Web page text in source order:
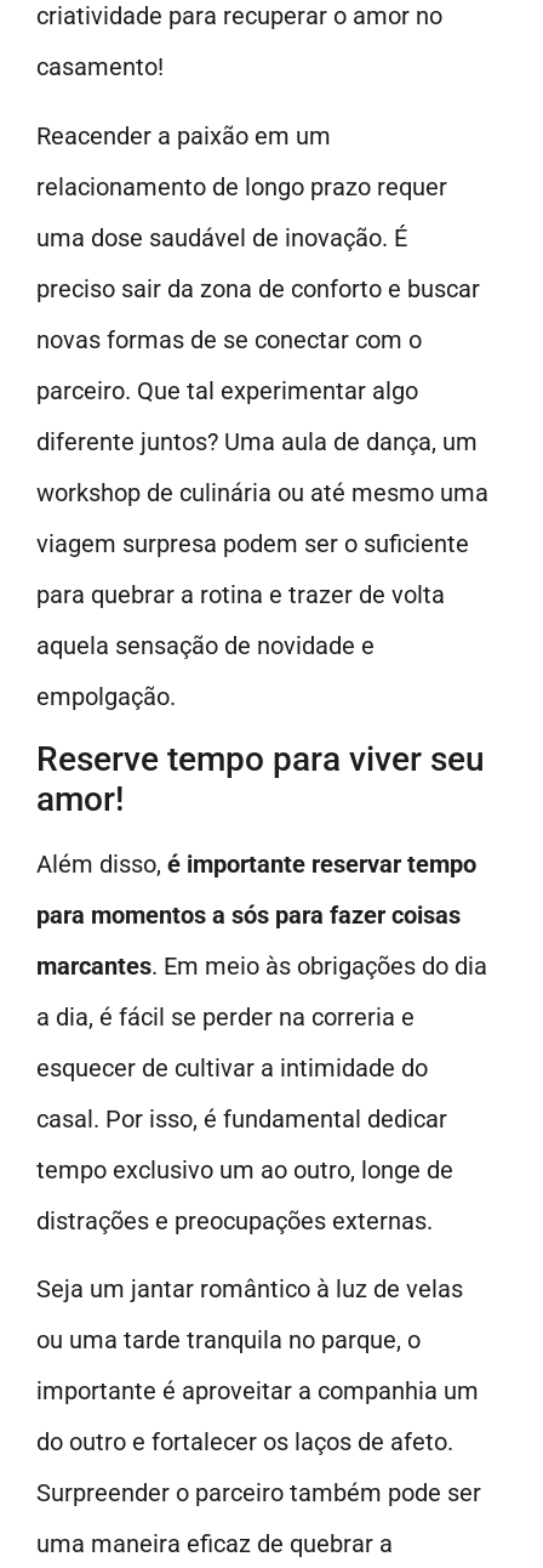
criatividade para recuperar o amor no
casamento!
Reacender a paixão em um
relacionamento de longo prazo requer
uma dose saudável de inovação. É
preciso sair da zona de conforto e buscar
novas formas de se conectar com o
parceiro. Que tal experimentar algo
diferente juntos? Uma aula de dança, um
workshop de culinária ou até mesmo uma
viagem surpresa podem ser o suficiente
para quebrar a rotina e trazer de volta
aquela sensação de novidade e
empolgação.
Reserve tempo para viver seu
amor!
Além disso, é importante reservar tempo
para momentos a sós para fazer coisas
marcantes. Em meio às obrigações do dia
a dia, é fácil se perder na correria e
esquecer de cultivar a intimidade do
casal. Por isso, é fundamental dedicar
tempo exclusivo um ao outro, longe de
distrações e preocupações externas.
Seja um jantar romântico à luz de velas
ou uma tarde tranquila no parque, o
importante é aproveitar a companhia um
do outro e fortalecer os laços de afeto.
Surpreender o parceiro também pode ser
uma maneira eficaz de quebrar a